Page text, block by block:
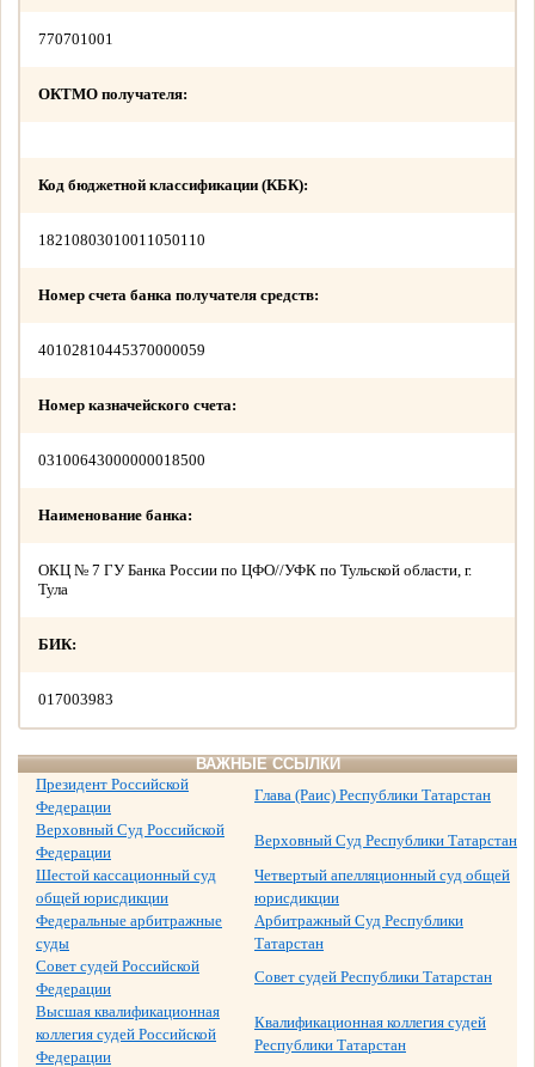
770701001
ОКТМО получателя:
Код бюджетной классификации (КБК):
18210803010011050110
Номер счета банка получателя средств:
40102810445370000059
Номер казначейского счета:
03100643000000018500
Наименование банка:
ОКЦ № 7 ГУ Банка России по ЦФО//УФК по Тульской области, г.
Тула
БИК:
017003983
ВАЖНЫЕ ССЫЛКИ
Президент Российской
Федерации
Глава (Раис) Республики Татарстан
Верховный Суд Российской
Федерации
Верховный Суд Республики Татарстан
Шестой кассационный суд
общей юрисдикции
Четвертый апелляционный суд общей
юрисдикции
Федеральные арбитражные
суды
Арбитражный Суд Республики
Татарстан
Совет судей Российской
Федерации
Совет судей Республики Татарстан
Высшая квалификационная
коллегия судей Российской
Федерации
Квалификационная коллегия судей
Республики Татарстан